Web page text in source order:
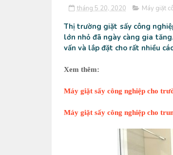
tháng 5 20, 2020 Máy giặt
Thị trường giặt sấy công
lớn nhỏ đã ngày càng gia
vấn và lắp đặt cho rất nhiều
Xem thêm:
Máy giặt sấy công nghiệp cho
Máy giặt sấy công nghiệp cho